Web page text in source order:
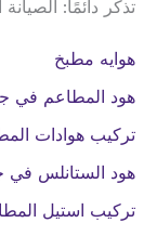
تذكّر دائمًا:
هوايه مطبخ
هود المطاعم في
تركيب هوادات
هود الستانلس في
تركيب استيل